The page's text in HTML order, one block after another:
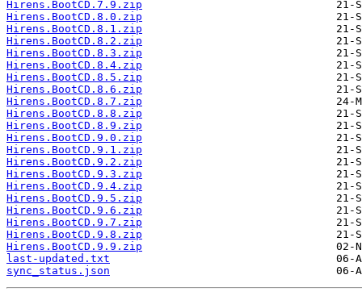
Hirens.BootCD.7.9.zip
Hirens.BootCD.8.0.zip
Hirens.BootCD.8.1.zip
Hirens.BootCD.8.2.zip
Hirens.BootCD.8.3.zip
Hirens.BootCD.8.4.zip
Hirens.BootCD.8.5.zip
Hirens.BootCD.8.6.zip
Hirens.BootCD.8.7.zip
Hirens.BootCD.8.8.zip
Hirens.BootCD.8.9.zip
Hirens.BootCD.9.0.zip
Hirens.BootCD.9.1.zip
Hirens.BootCD.9.2.zip
Hirens.BootCD.9.3.zip
Hirens.BootCD.9.4.zip
Hirens.BootCD.9.5.zip
Hirens.BootCD.9.6.zip
Hirens.BootCD.9.7.zip
Hirens.BootCD.9.8.zip
Hirens.BootCD.9.9.zip
last-updated.txt
sync_status.json